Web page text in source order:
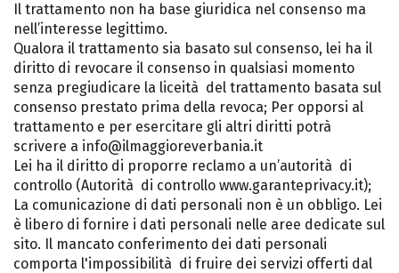
Il trattamento non ha base giuridica nel consenso ma
nell’interesse legittimo.
Qualora il trattamento sia basato sul consenso, lei ha il
diritto di revocare il consenso in qualsiasi momento
senza pregiudicare la liceità del trattamento basata sul
consenso prestato prima della revoca; Per opporsi al
trattamento e per esercitare gli altri diritti potrà
scrivere a info@ilmaggioreverbania.it
Lei ha il diritto di proporre reclamo a un’autorità di
controllo (Autorità di controllo www.garanteprivacy.it);
La comunicazione di dati personali non è un obbligo. Lei
è libero di fornire i dati personali nelle aree dedicate sul
sito. Il mancato conferimento dei dati personali
comporta l'impossibilità di fruire dei servizi offerti dal